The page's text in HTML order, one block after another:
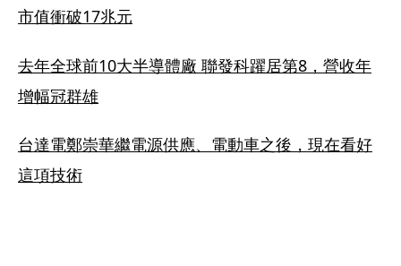
市值衝破17兆元
去年全球前10大半導體廠 聯發科躍居第8，營收年
增幅冠群雄
台達電鄭崇華繼電源供應、電動車之後，現在看好
這項技術